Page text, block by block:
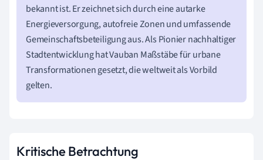
bekannt ist. Er zeichnet sich durch eine autarke
Energieversorgung, autofreie Zonen und umfassende
Gemeinschaftsbeteiligung aus. Als Pionier nachhaltiger
Stadtentwicklung hat Vauban Maßstäbe für urbane
Transformationen gesetzt, die weltweit als Vorbild
gelten.
Kritische Betrachtung